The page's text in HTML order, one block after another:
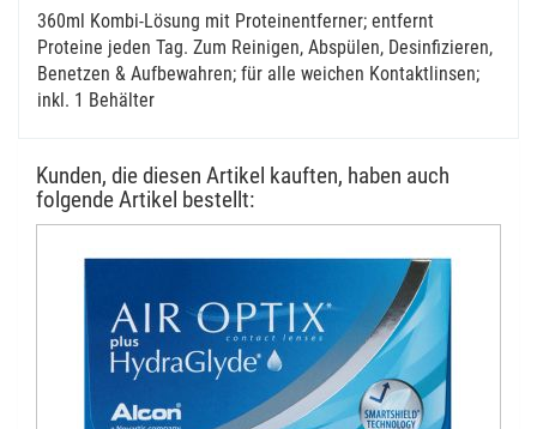
360ml Kombi-Lösung mit Proteinentferner; entfernt
Proteine jeden Tag. Zum Reinigen, Abspülen, Desinfizieren,
Benetzen & Aufbewahren; für alle weichen Kontaktlinsen;
inkl. 1 Behälter
Kunden, die diesen Artikel kauften, haben auch
folgende Artikel bestellt: